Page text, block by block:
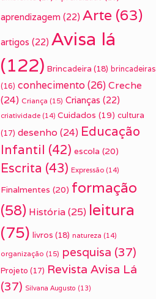
aprendizagem (22) Arte (63)
artigos (22) Avisa lá
(122) Brincadeira (18) brincadeiras
(16) conhecimento(26) Creche
(24) Criança (15) Crianças (22)
criatividade (14) Cuidados (19) cultura
(17) desenho (24) Educação
Infantil (42) escola (20)
Escrita (43) Expressão (14)
Finalmentes (20) formação
(58) História(25) leitura
(75) livros (18) natureza (14)
organização (15) pesquisa (37)
Projeto (17) Revista Avisa Lá
(37) Silvana Augusto (13)